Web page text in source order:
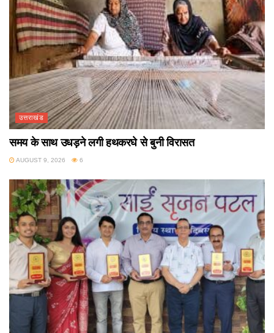
उत्तराखंड
समय के साथ उधड़ने लगी हथकरघे से बुनी विरासत
AUGUST 9, 2026 6